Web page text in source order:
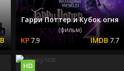
Гарри Поттер и Кубок огня
(фильм)
7.9 7.7
HD